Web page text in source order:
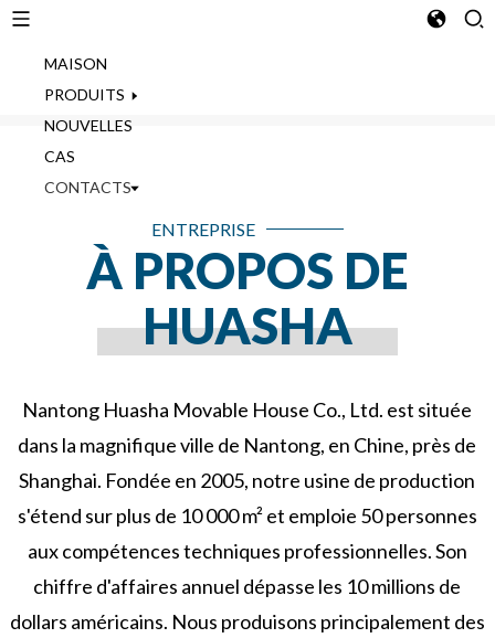
MAISON
PRODUITS
NOUVELLES
CAS
CONTACTS
Maison À propos de nous
ENTREPRISE
À PROPOS DE
HUASHA
Nantong Huasha Movable House Co., Ltd. est située
dans la magnifique ville de Nantong, en Chine, près de
Shanghai. Fondée en 2005, notre usine de production
s'étend sur plus de 10 000 m² et emploie 50 personnes
aux compétences techniques professionnelles. Son
chiffre d'affaires annuel dépasse les 10 millions de
dollars américains. Nous produisons principalement des